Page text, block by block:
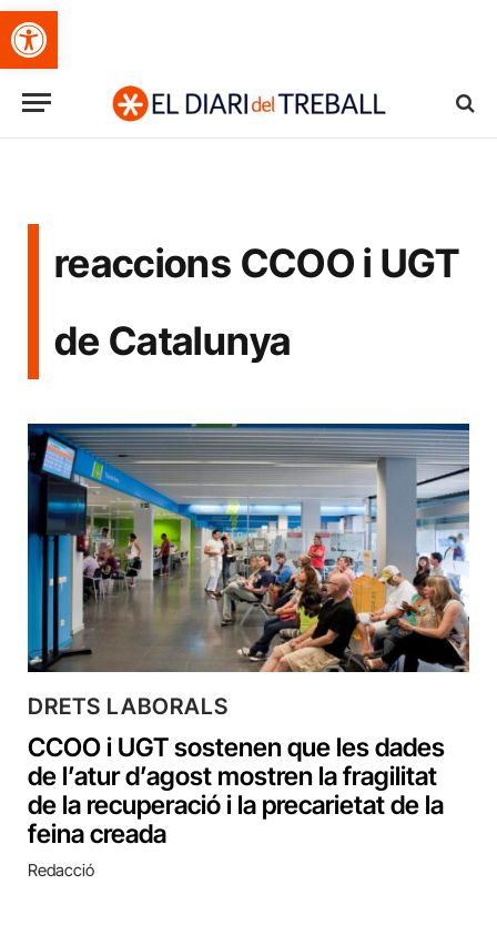
Obre la barra d'eines
reaccions CCOO i UGT
de Catalunya
DRETS LABORALS
CCOO i UGT sostenen que les dades
de l’atur d’agost mostren la fragilitat
de la recuperació i la precarietat de la
feina creada
Redacció